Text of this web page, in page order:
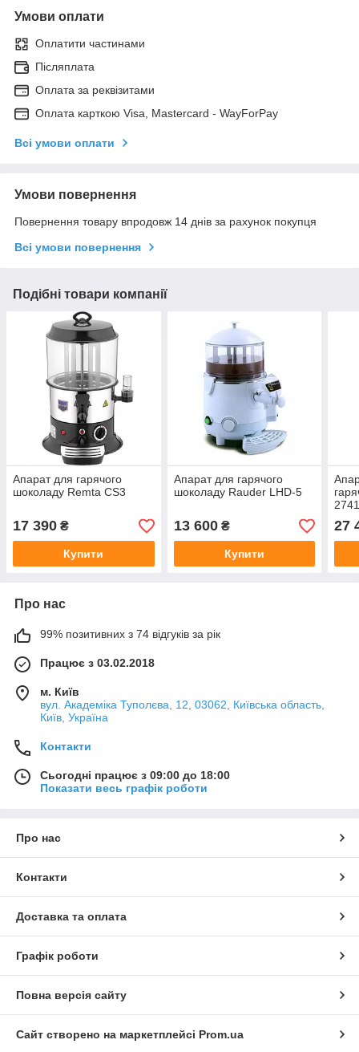
Умови оплати
Оплатити частинами
Післяплата
Оплата за реквізитами
Оплата карткою Visa, Mastercard - WayForPay
Всі умови оплати
Умови повернення
Повернення товару впродовж 14 днів за рахунок покупця
Всі умови повернення
Подібні товари компанії
Апарат для гарячого
шоколаду Remta CS3
17 390 ₴
Купити
Апарат для гарячого
шоколаду Rauder LHD-5
13 600₴
Купити
27
Про нас
99% позитивних з 74 відгуків за рік
Працює з 03.02.2018
м. Київ
вул. Академіка Туполєва, 12, 03062, Київська область,
Київ, Україна
Контакти
Сьогодні працює з 09:00 до 18:00
Показати весь графік роботи
Про нас
Контакти
Доставка та оплата
Графік роботи
Повна версія сайту
Сайт створено на маркетплейсі Prom.ua